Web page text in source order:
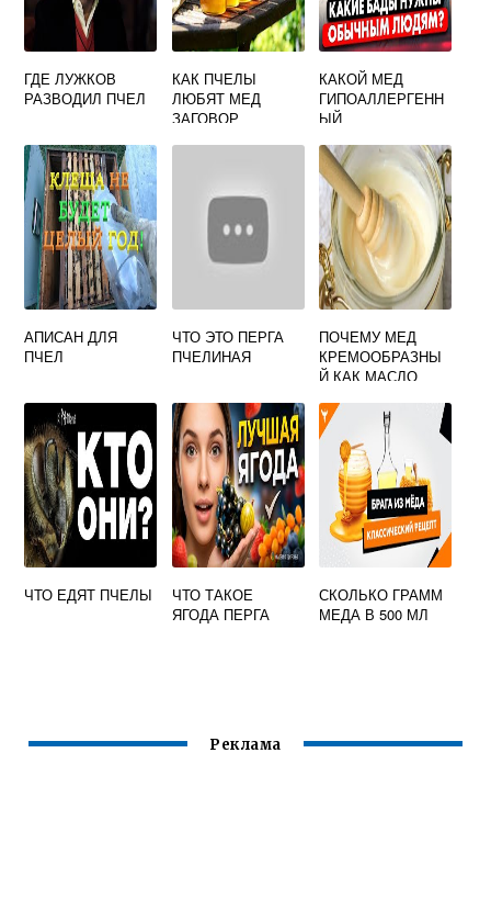
ГДЕ ЛУЖКОВ
РАЗВОДИЛ ПЧЕЛ
КАК ПЧЕЛЫ
ЛЮБЯТ МЕД
ЗАГОВОР
КАКОЙ МЕД
ГИПОАЛЛЕРГЕНН
ЫЙ
АПИСАН ДЛЯ
ПЧЕЛ
ЧТО ЭТО ПЕРГА
ПЧЕЛИНАЯ
ПОЧЕМУ МЕД
КРЕМООБРАЗНЫ
Й КАК МАСЛО
ЧТО ЕДЯТ ПЧЕЛЫ
ЧТО ТАКОЕ
ЯГОДА ПЕРГА
СКОЛЬКО ГРАММ
МЕДА В 500 МЛ
Реклама